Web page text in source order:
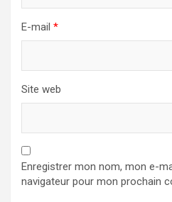
E-mail *
Site web
Enregistrer mon nom, mon e-
navigateur pour mon prochain